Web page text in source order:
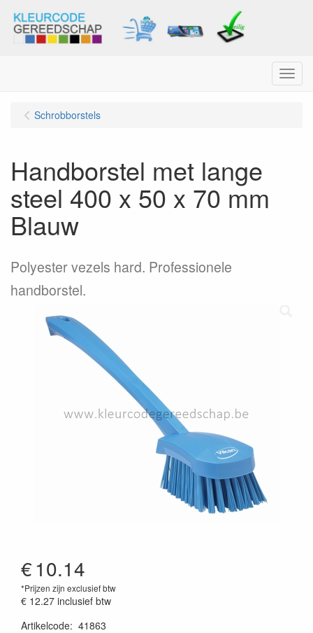
Menu
Schrobborstels
Handborstel met lange
steel 400 x 50 x 70 mm
Blauw
Polyester vezels hard. Professionele
handborstel.
€10.14
*Prijzen zijn exclusief btw
€ 12.27 inclusief btw
Artikelcode: 41863